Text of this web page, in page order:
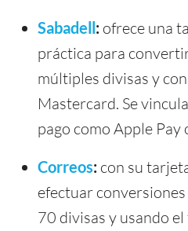
Sabadell: ofrece una
práctica para
múltiples divisas y
Mastercard. Se
pago como Apple Pay
Correos: con su
efectuar
70 divisas y usando